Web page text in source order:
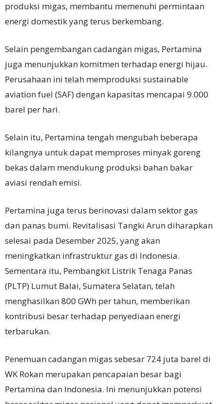
produksi migas, membantu memenuhi permintaan
energi domestik yang terus berkembang.
Selain pengembangan cadangan migas, Pertamina
juga menunjukkan komitmen terhadap energi hijau.
Perusahaan ini telah memproduksi sustainable
aviation fuel (SAF) dengan kapasitas mencapai 9.000
barel per hari.
Selain itu, Pertamina tengah mengubah beberapa
kilangnya untuk dapat memproses minyak goreng
bekas dalam mendukung produksi bahan bakar
aviasi rendah emisi.
Pertamina juga terus berinovasi dalam sektor gas
dan panas bumi. Revitalisasi Tangki Arun diharapkan
selesai pada Desember 2025, yang akan
meningkatkan infrastruktur gas di Indonesia.
Sementara itu, Pembangkit Listrik Tenaga Panas
(PLTP) Lumut Balai, Sumatera Selatan, telah
menghasilkan 800 GWh per tahun, memberikan
kontribusi besar terhadap penyediaan energi
terbarukan.
Penemuan cadangan migas sebesar 724 juta barel di
WK Rokan merupakan pencapaian besar bagi
Pertamina dan Indonesia. Ini menunjukkan potensi